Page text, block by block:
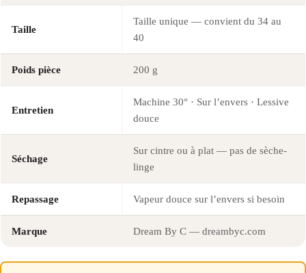
Taille
Taille unique — convient du 34 au
40
Poids pièce 200 g
Entretien
Machine 30° · Sur l’envers · Lessive
douce
Séchage
Sur cintre ou à plat — pas de sèche-
linge
Repassage Vapeur douce sur l’envers si besoin
Marque Dream By C — dreambyc.com